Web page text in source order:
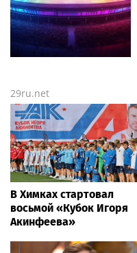
29ru.net
В Химках стартовал
восьмой «Кубок Игоря
Акинфеева»